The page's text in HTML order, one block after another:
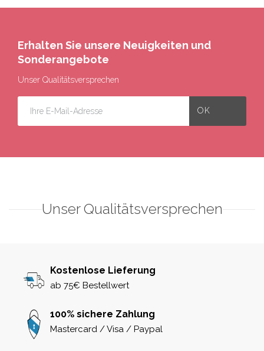
Erhalten Sie unsere Neuigkeiten und
Sonderangebote
Unser Qualitätsversprechen
Unser Qualitätsversprechen
Kostenlose Lieferung
ab 75€ Bestellwert
100% sichere Zahlung
Mastercard / Visa / Paypal